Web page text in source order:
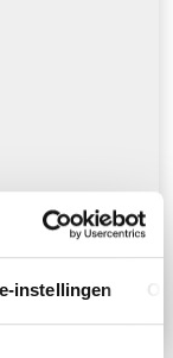
instellingen